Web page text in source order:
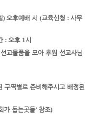
) 오후예배 시 (교육신청 : 사무
: 오후 1시
교물품을 모아 후원 선교사님
구역별로 준비해주시고 배정된
가 돕는곳들‘ 참조)